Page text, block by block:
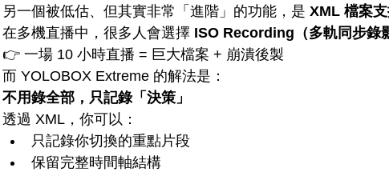
另一個被低估、但其實非常「進階」的功能，是 XML 檔案
在多機直播中，很多人會選擇 ISO Recording（多軌同步錄
👉 一場 10 小時直播 = 巨大檔案 + 崩潰後製
而 YOLOBOX Extreme 的解法是：
不用錄全部，只記錄「決策」
透過 XML，你可以：
只記錄你切換的重點片段
保留完整時間軸結構